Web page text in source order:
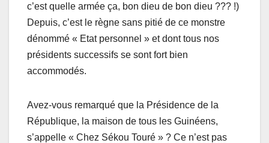
c’est quelle armée ça, bon dieu de bon dieu ??? !)
Depuis, c’est le règne sans pitié de ce monstre
dénommé « Etat personnel » et dont tous nos
présidents successifs se sont fort bien
accommodés.
Avez-vous remarqué que la Présidence de la
République, la maison de tous les Guinéens,
s’appelle « Chez Sékou Touré » ? Ce n’est pas